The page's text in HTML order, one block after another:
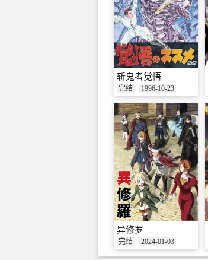
斩鬼者觉悟
完结 1996-10-23
异修罗
完结 2024-01-03